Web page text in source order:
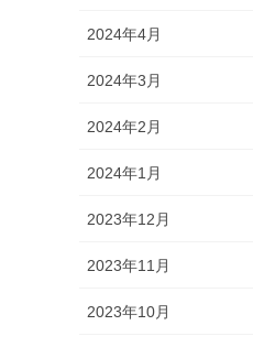
2024年4月
2024年3月
2024年2月
2024年1月
2023年12月
2023年11月
2023年10月